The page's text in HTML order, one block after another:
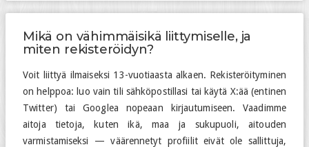
Mikä on vähimmäisikä liittymiselle, ja
miten rekisteröidyn?
Voit liittyä ilmaiseksi 13-vuotiaasta alkaen. Rekisteröityminen
on helppoa: luo vain tili sähköpostillasi tai käytä X:ää (entinen
Twitter) tai Googlea nopeaan kirjautumiseen. Vaadimme
aitoja tietoja, kuten ikä, maa ja sukupuoli, aitouden
varmistamiseksi — väärennetyt profiilit eivät ole sallittuja,